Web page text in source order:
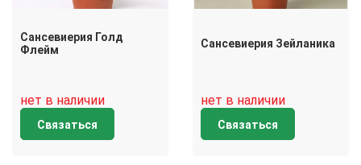
Сансевиерия Голд
Флейм
нет в наличии
Связаться
Сансевиерия Зейланика
нет в наличии
Связаться